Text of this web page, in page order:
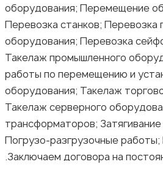
оборудования; Перемещение
Перевозка станков; Перевозка
оборудования; Перевозка
Такелаж промышленного
работы по перемещению и
оборудования; Такелаж
Такелаж серверного
трансформаторов;
Погрузо-разгрузочные
.Заключаем договора на